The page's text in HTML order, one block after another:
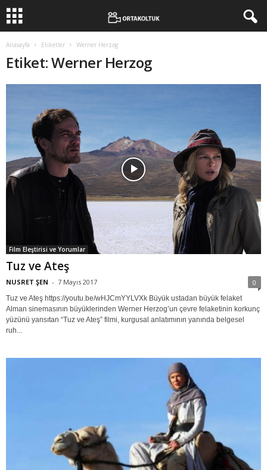
Anasayfa Etiketler Werner Herzog
Etiket: Werner Herzog
Film Eleştirisi ve Yorumlar
Tuz ve Ateş
NUSRET ŞEN - 7 Mayıs 2017 0
Tuz ve Ateş https://youtu.be/wHJCmYYLVXk Büyük ustadan büyük felaket
Alman sinemasının büyüklerinden Werner Herzog’un çevre felaketinin korkunç
yüzünü yansıtan “Tuz ve Ateş” filmi, kurgusal anlatımının yanında belgesel
ruh...